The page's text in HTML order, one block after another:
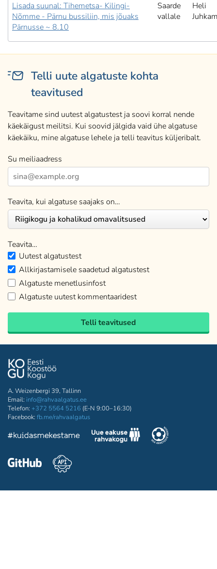
Lisada suunal: Tihemetsa- Kilingi-
Nõmme - Pärnu bussiliin, mis jõuaks
Pärnusse ~ 8.10
Saarde
vallale
Heli
Telli uute algatuste kohta
teavitused
Teavitame sind uutest algatustest ja soovi korral nende
käekäigust meilitsi. Kui soovid jälgida vaid ühe algatuse
käekäiku, mine algatuse lehele ja telli teavitus küljeribalt.
Su meiliaadress
Teavita, kui algatuse saajaks on…
Teavita…
Uutest algatustest
Allkirjastamisele saadetud algatustest
Algatuste menetlusinfost
Algatuste uutest kommentaaridest
Telli teavitused
A. Weizenbergi 39, Tallinn
Email: info@rahvaalgatus.ee
Telefon: +372 5564 5216 (E-N 9:00–16:30)
Facebook: fb.me/rahvaalgatus